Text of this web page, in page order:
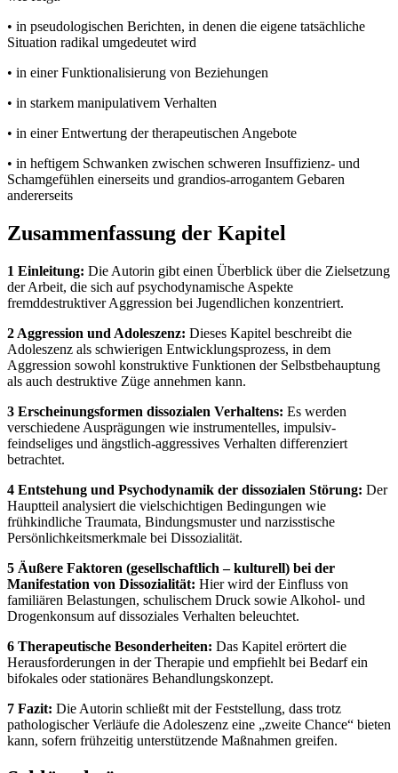
• in pseudologischen Berichten, in denen die eigene tatsächliche
Situation radikal umgedeutet wird
• in einer Funktionalisierung von Beziehungen
• in starkem manipulativem Verhalten
• in einer Entwertung der therapeutischen Angebote
• in heftigem Schwanken zwischen schweren Insuffizienz- und
Schamgefühlen einerseits und grandios-arrogantem Gebaren
andererseits
Zusammenfassung der Kapitel
1 Einleitung: Die Autorin gibt einen Überblick über die Zielsetzung
der Arbeit, die sich auf psychodynamische Aspekte
fremddestruktiver Aggression bei Jugendlichen konzentriert.
2 Aggression und Adoleszenz: Dieses Kapitel beschreibt die
Adoleszenz als schwierigen Entwicklungsprozess, in dem
Aggression sowohl konstruktive Funktionen der Selbstbehauptung
als auch destruktive Züge annehmen kann.
3 Erscheinungsformen dissozialen Verhaltens: Es werden
verschiedene Ausprägungen wie instrumentelles, impulsiv-
feindseliges und ängstlich-aggressives Verhalten differenziert
betrachtet.
4 Entstehung und Psychodynamik der dissozialen Störung: Der
Hauptteil analysiert die vielschichtigen Bedingungen wie
frühkindliche Traumata, Bindungsmuster und narzisstische
Persönlichkeitsmerkmale bei Dissozialität.
5 Äußere Faktoren (gesellschaftlich – kulturell) bei der
Manifestation von Dissozialität: Hier wird der Einfluss von
familiären Belastungen, schulischem Druck sowie Alkohol- und
Drogenkonsum auf dissoziales Verhalten beleuchtet.
6 Therapeutische Besonderheiten: Das Kapitel erörtert die
Herausforderungen in der Therapie und empfiehlt bei Bedarf ein
bifokales oder stationäres Behandlungskonzept.
7 Fazit: Die Autorin schließt mit der Feststellung, dass trotz
pathologischer Verläufe die Adoleszenz eine „zweite Chance“ bieten
kann, sofern frühzeitig unterstützende Maßnahmen greifen.